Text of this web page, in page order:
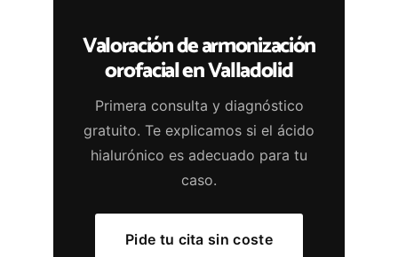
Valoración de armonización
orofacial en Valladolid
Primera consulta y diagnóstico
gratuito. Te explicamos si el ácido
hialurónico es adecuado para tu
caso.
Pide tu cita sin coste